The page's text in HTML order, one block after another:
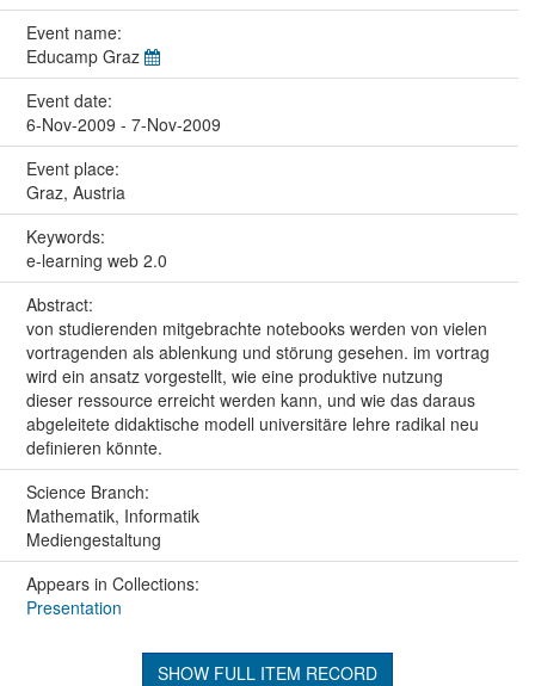
Event name:
Educamp Graz
Event date:
6-Nov-2009 - 7-Nov-2009
Event place:
Graz, Austria
Keywords:
e-learning web 2.0
Abstract:
von studierenden mitgebrachte notebooks werden von vielen
vortragenden als ablenkung und störung gesehen. im vortrag
wird ein ansatz vorgestellt, wie eine produktive nutzung
dieser ressource erreicht werden kann, und wie das daraus
abgeleitete didaktische modell universitäre lehre radikal neu
definieren könnte.
Science Branch:
Mathematik, Informatik
Mediengestaltung
Appears in Collections:
Presentation
SHOW FULL ITEM RECORD